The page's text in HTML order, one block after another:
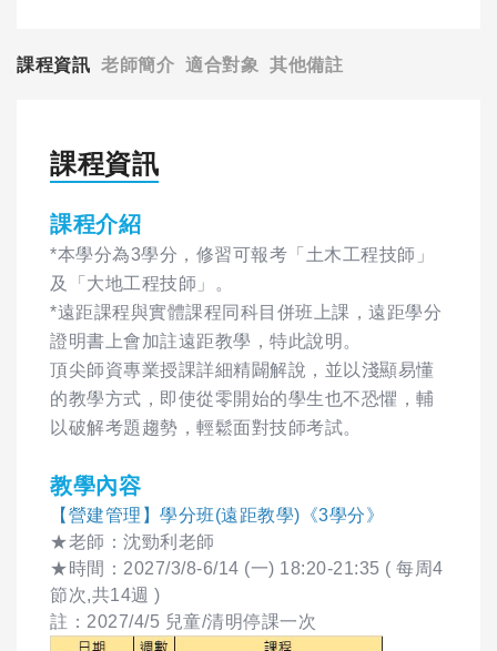
課程資訊 老師簡介 適合對象 其他備註
課程資訊
課程介紹
*本學分為3學分，修習可報考「土木工程技師」
及「大地工程技師」。
*遠距課程與實體課程同科目併班上課，遠距學分
證明書上會加註遠距教學，特此說明。
頂尖師資專業授課詳細精闢解說，並以淺顯易懂
的教學方式，即使從零開始的學生也不恐懼，輔
以破解考題趨勢，輕鬆面對技師考試。
教學內容
【營建管理】學分班(遠距教學)《3學分》
★老師：沈勁利老師
★時間：2027/3/8-6/14 (一) 18:20-21:35 ( 每周4
節次,共14週 )
註：2027/4/5 兒童/清明停課一次